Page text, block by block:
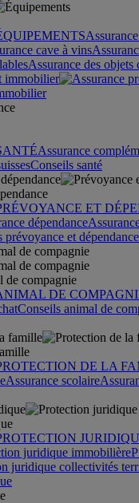
cave à vins
Assurance des objets
Assurance
Conseils santé
ET
dépendance
prévoyance et dépendance
de compagnie
DE
Conseils animal de
DE LA
Assurance scolaire
juridique immobilière
juridique collectivités